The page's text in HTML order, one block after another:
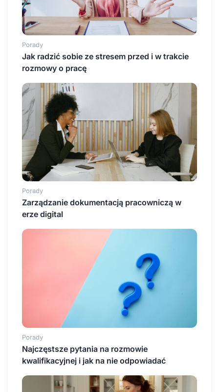
Porady
Jak radzić sobie ze stresem przed i w trakcie
rozmowy o pracę
Porady
Zarządzanie dokumentacją pracowniczą w
erze digital
Porady
Najczęstsze pytania na rozmowie
kwalifikacyjnej i jak na nie odpowiadać